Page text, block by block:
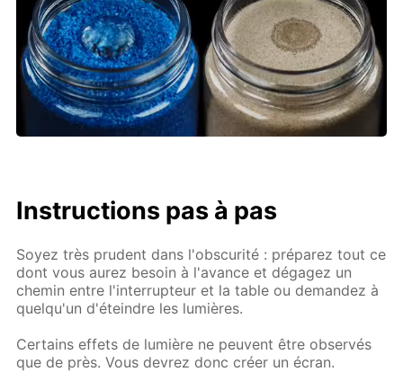
Instructions pas à pas
Soyez très prudent dans l'obscurité : préparez tout ce
dont vous aurez besoin à l'avance et dégagez un
chemin entre l'interrupteur et la table ou demandez à
quelqu'un d'éteindre les lumières.
Certains effets de lumière ne peuvent être observés
que de près. Vous devrez donc créer un écran.